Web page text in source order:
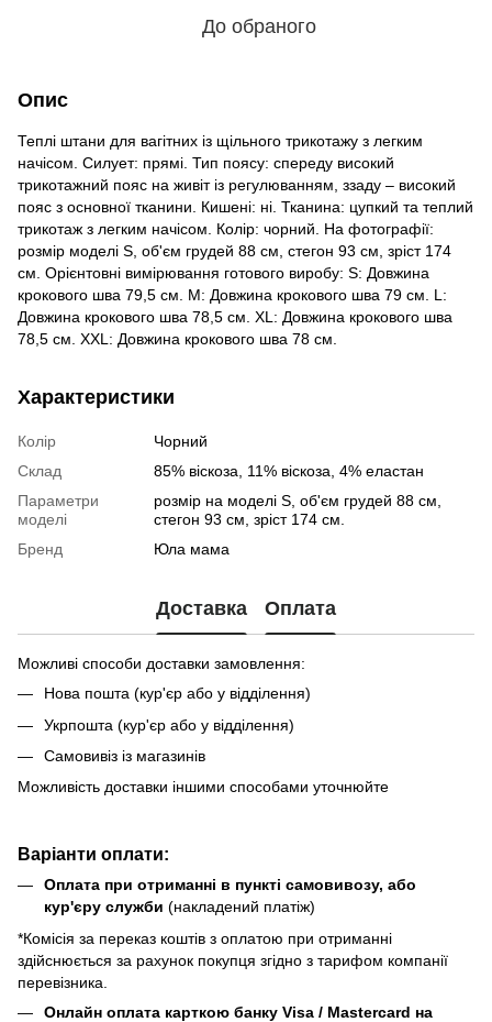
До обраного
Опис
Теплі штани для вагітних із щільного трикотажу з легким
начісом. Силует: прямі. Тип поясу: спереду високий
трикотажний пояс на живіт із регулюванням, ззаду – високий
пояс з основної тканини. Кишені: ні. Тканина: цупкий та теплий
трикотаж з легким начісом. Колір: чорний. На фотографії:
розмір моделі S, об'єм грудей 88 см, стегон 93 см, зріст 174
см. Орієнтовні вимірювання готового виробу: S: Довжина
крокового шва 79,5 cм. M: Довжина крокового шва 79 cм. L:
Довжина крокового шва 78,5 cм. XL: Довжина крокового шва
78,5 см. XXL: Довжина крокового шва 78 см.
Характеристики
Колір
Чорний
Склад
85% віскоза, 11% віскоза, 4% еластан
Параметри
моделі
розмір на моделі S, об'єм грудей 88 см,
стегон 93 см, зріст 174 см.
Бренд
Юла мама
Доставка Оплата
Можливі способи доставки замовлення:
Нова пошта (кур'єр або у відділення)
Укрпошта (кур'єр або у відділення)
Самовивіз із магазинів
Можливість доставки іншими способами уточнюйте
Варіанти оплати:
Оплата при отриманні в пункті самовивозу, або
кур'єру служби (накладений платіж)
*Комісія за переказ коштів з оплатою при отриманні
здійснюється за рахунок покупця згідно з тарифом компанії
перевізника.
Онлайн оплата карткою банку Visa / Mastercard на